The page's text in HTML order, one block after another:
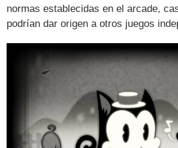
normas establecidas en el arcade,
podrían dar origen a otros juegos